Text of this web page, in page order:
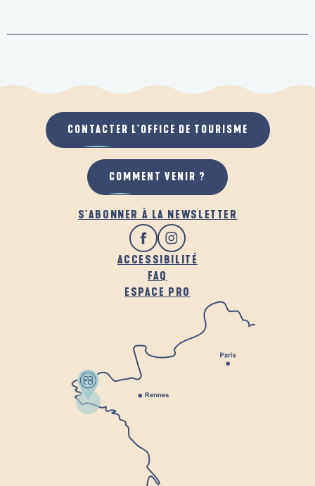
S'ABONNER À LA NEWSLETTER
ACCESSIBILITÉ
FAQ
ESPACE PRO
CONTACTER L'OFFICE DE TOURISME
COMMENT VENIR ?